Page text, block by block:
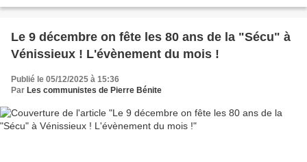
Le 9 décembre on fête les 80 ans de la "Sécu" à
Vénissieux ! L'évènement du mois !
Publié le 05/12/2025 à 15:36
Par Les communistes de Pierre Bénite